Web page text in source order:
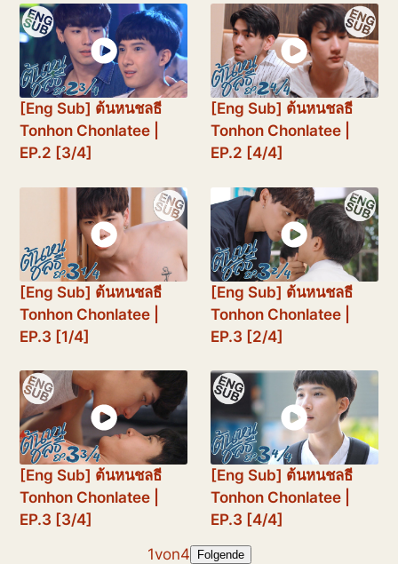
[Eng Sub] ต้นหนชลธี
Tonhon Chonlatee |
EP.2 [3/4]
[Eng Sub] ต้นหนชลธี
Tonhon Chonlatee |
EP.2 [4/4]
[Eng Sub] ต้นหนชลธี
Tonhon Chonlatee |
EP.3 [1/4]
[Eng Sub] ต้นหนชลธี
Tonhon Chonlatee |
EP.3 [2/4]
[Eng Sub] ต้นหนชลธี
Tonhon Chonlatee |
EP.3 [3/4]
[Eng Sub] ต้นหนชลธี
Tonhon Chonlatee |
EP.3 [4/4]
1von4 Folgende